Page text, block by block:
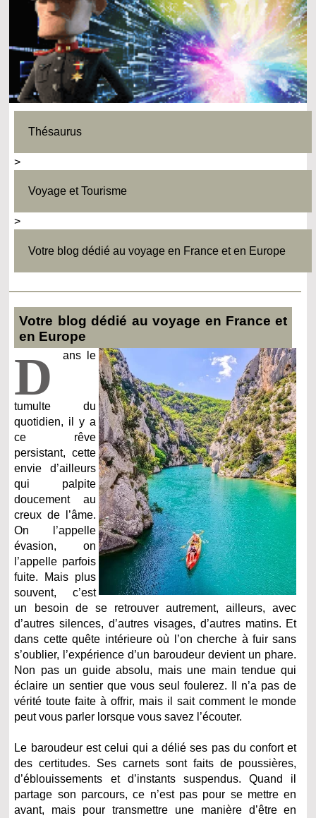
Thésaurus
>
Voyage et Tourisme
>
Votre blog dédié au voyage en France et en Europe
Votre blog dédié au voyage en France et
en Europe
D ans le
tumulte du
quotidien, il y a
ce rêve
persistant, cette
envie d’ailleurs
qui palpite
doucement au
creux de l’âme.
On l’appelle
évasion, on
l’appelle parfois
fuite. Mais plus
souvent, c’est
un besoin de se retrouver autrement, ailleurs, avec
d’autres silences, d’autres visages, d’autres matins. Et
dans cette quête intérieure où l’on cherche à fuir sans
s’oublier, l’expérience d’un baroudeur devient un phare.
Non pas un guide absolu, mais une main tendue qui
éclaire un sentier que vous seul foulerez. Il n’a pas de
vérité toute faite à offrir, mais il sait comment le monde
peut vous parler lorsque vous savez l’écouter.
Le baroudeur est celui qui a délié ses pas du confort et
des certitudes. Ses carnets sont faits de poussières,
d’éblouissements et d’instants suspendus. Quand il
partage son parcours, ce n’est pas pour se mettre en
avant, mais pour transmettre une manière d’être en